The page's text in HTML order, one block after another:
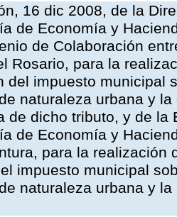
16 dic 2008, de la
de Economía y
de Colaboración
Rosario, para la
del impuesto municipal
naturaleza urbana y
de dicho tributo, y de la
de Economía y
para la realización
impuesto municipal
naturaleza urbana y